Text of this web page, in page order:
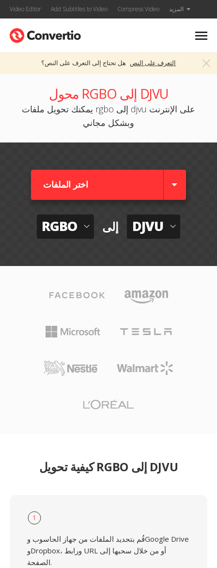
Video Editor Add Subtitles to Video Compress Video المزيد
هل تحتاج إلى التعرف على النص؟ التعرف على النص
محول RGBO إلى DJVU
يمكنك تحويل ملفات rgbo إلى djvu على الإنترنت
وبشكل مجاني
اختر الملفات
RGBO إلى DJVU
كيفية تحويل RGBO إلى DJVU
1
قُم بتحديد الملفات من جهاز الحاسوب وGoogle Drive
وDropbox، ورابط URL أو من خلال سحبها إلى
الصفحة.